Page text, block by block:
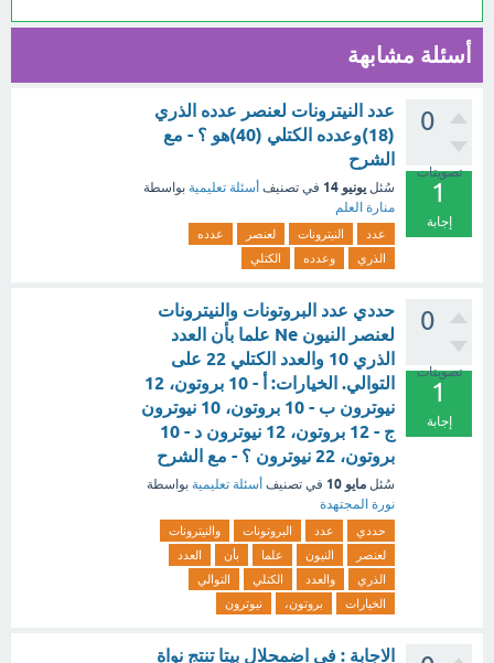
أسئلة مشابهة
0
تصويتات
1
إجابة
عدد النيترونات لعنصر عدده الذري
(18)وعدده الكتلي (40)هو ؟ - مع
الشرح
سُئل يونيو 14 في تصنيف أسئلة تعليمية بواسطة
منارة العلم
عدد النيترونات لعنصر
عدده
الذري
وعدده الكتلي
0
تصويتات
1
إجابة
حددي عدد البروتونات والنيترونات
لعنصر النيون Ne علما بأن العدد
الذري 10 والعدد الكتلي 22 على
التوالي. الخيارات: أ - 10 بروتون، 12
نيوترون ب - 10 بروتون، 10 نيوترون
ج - 12 بروتون، 12 نيوترون د - 10
بروتون، 22 نيوترون ؟ - مع الشرح
سُئل مايو 10 في تصنيف أسئلة تعليمية بواسطة
نورة المجتهدة
حددي عدد البروتونات
والنيترونات
لعنصر
النيون علما بأن
العدد
الذري
والعدد الكتلي
التوالي
الخيارات
بروتون، نيوترون
الاجابة : في اضمحلال بيتا تنتج نواة